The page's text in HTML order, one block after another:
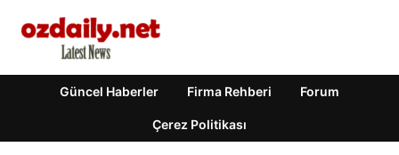
Güncel Haberler Firma Rehberi Forum
Çerez Politikası